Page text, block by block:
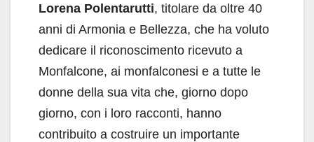
Lorena Polentarutti, titolare da oltre 40
anni di Armonia e Bellezza, che ha voluto
dedicare il riconoscimento ricevuto a
Monfalcone, ai monfalconesi e a tutte le
donne della sua vita che, giorno dopo
giorno, con i loro racconti, hanno
contribuito a costruire un importante